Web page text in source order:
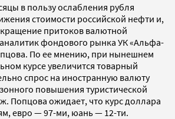
в пользу ослабления рубля
стоимости российской нефти и,
притоков валютной
фондового рынка УК «Альфа-
По ее мнению, при нынешнем
курсе увеличится товарный
спрос на иностранную валюту
повышения туристической
Попцова ожидает, что курс доллара
евро — 97-ми, юань — 12-ти.